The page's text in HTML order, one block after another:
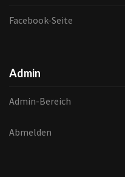
Facebook-Seite
Admin
Admin-Bereich
Abmelden